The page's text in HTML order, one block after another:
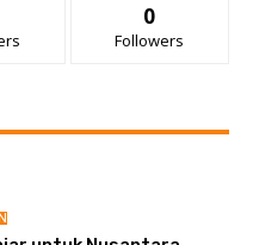
0
Followers